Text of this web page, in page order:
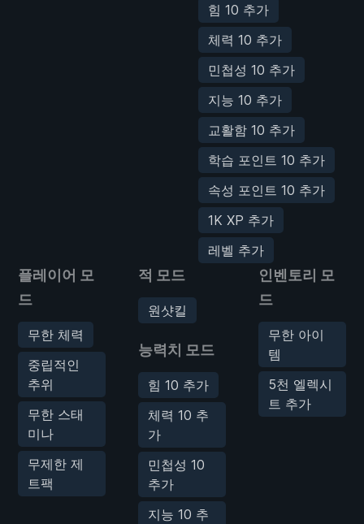
힘 10 추가
체력 10 추가
민첩성 10 추가
지능 10 추가
교활함 10 추가
학습 포인트 10 추가
속성 포인트 10 추가
1K XP 추가
레벨 추가
플레이어 모
드
무한 체력
중립적인
추위
무한 스태
미나
무제한 제
트팩
적 모드
원샷킬
능력치 모드
힘 10 추가
체력 10 추
가
민첩성 10
추가
지능 10 추
인벤토리 모
드
무한 아이
템
5천 엘렉시
트 추가